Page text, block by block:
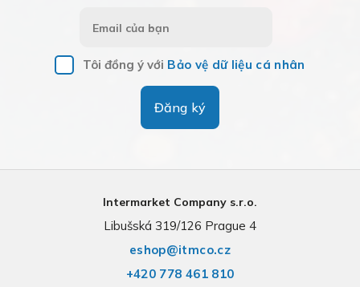
Tôi đồng ý với Bảo vệ dữ liệu cá nhân
Đăng ký
Intermarket Company s.r.o.
Libušská 319/126 Prague 4
eshop@itmco.cz
+420 778 461 810